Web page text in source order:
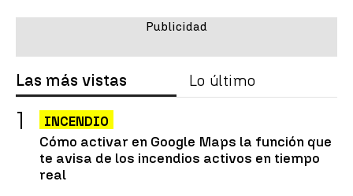
Las más vistas Lo último
INCENDIO
Cómo activar en Google Maps la función que
te avisa de los incendios activos en tiempo
real